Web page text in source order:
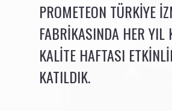
PROMETEON TÜRKIYE
FABRIKASINDA HER YIL
KALITE HAFTASI
KATILDIK.